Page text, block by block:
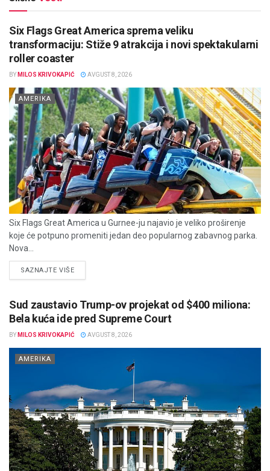
Six Flags Great America sprema veliku
transformaciju: Stiže 9 atrakcija i novi spektakularni
roller coaster
BY MILOS KRIVOKAPIĆ AVGUST 8, 2026
AMERIKA
Six Flags Great America u Gurnee-ju najavio je veliko proširenje
koje će potpuno promeniti jedan deo popularnog zabavnog parka.
Nova...
SAZNAJTE VIŠEDETAILS
Sud zaustavio Trump-ov projekat od $400 miliona:
Bela kuća ide pred Supreme Court
BY MILOS KRIVOKAPIĆ AVGUST 8, 2026
AMERIKA